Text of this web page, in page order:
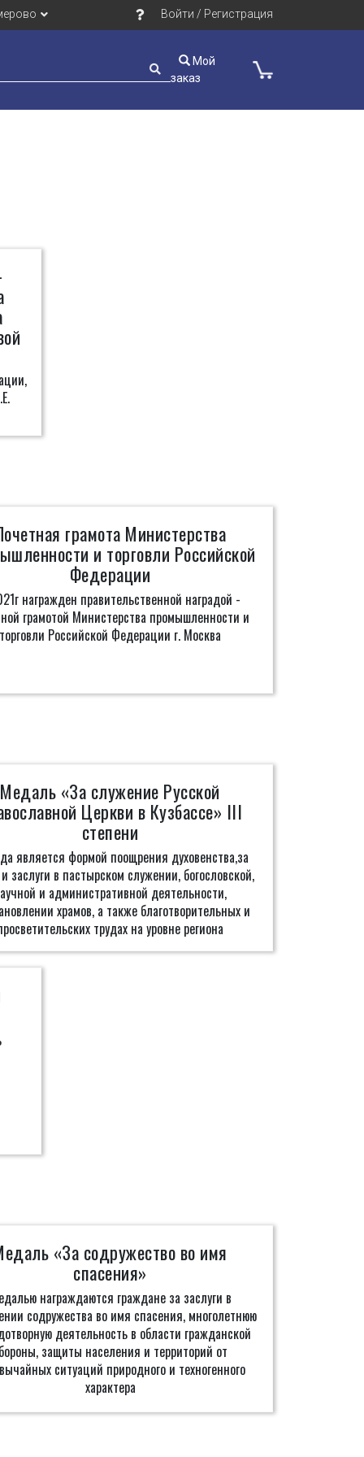
Войти / Регистрация
Мой
заказ
грамота Министерства
и торговли Российской
Федерации
награжден правительственной наградой -
грамотой Министерства промышленности и
торговли Российской Федерации г. Москва
Медаль «За служение Русской
Церкви в Кузбассе» III
степени
является формой поощрения духовенства,за
заслуги в пастырском служении, богословской,
и административной деятельности,
храмов, а также благотворительных и
трудах на уровне региона
«За содружество во имя
спасения»
награждаются граждане за заслуги в
содружества во имя спасения, многолетнюю
деятельность в области гражданской
защиты населения и территорий от
ситуаций природного и техногенного
характера